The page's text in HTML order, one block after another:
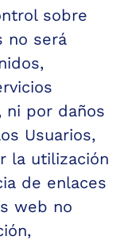
sobre
no será
ni por daños
Usuarios,
la utilización
de enlaces
web no